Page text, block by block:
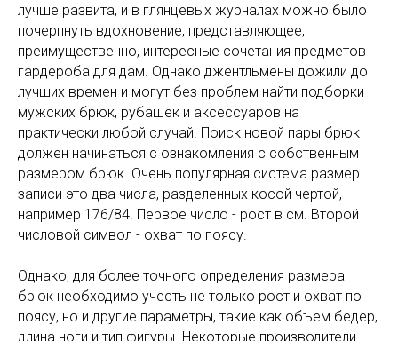
лучше развита, и в глянцевых журналах можно было
почерпнуть вдохновение, представляющее,
преимущественно, интересные сочетания предметов
гардероба для дам. Однако джентльмены дожили до
лучших времен и могут без проблем найти подборки
мужских брюк, рубашек и аксессуаров на
практически любой случай. Поиск новой пары брюк
должен начинаться с ознакомления с собственным
размером брюк. Очень популярная система размер
записи это два числа, разделенных косой чертой,
например 176/84. Первое число - рост в см. Второй
числовой символ - охват по поясу.
Однако, для более точного определения размера
брюк необходимо учесть не только рост и охват по
поясу, но и другие параметры, такие как объем бедер,
длина ноги и тип фигуры. Некоторые производители